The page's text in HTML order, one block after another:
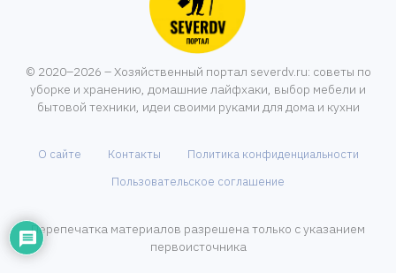
© 2020–2026 – Хозяйственный портал severdv.ru: советы по
уборке и хранению, домашние лайфхаки, выбор мебели и
бытовой техники, идеи своими руками для дома и кухни
О сайте Контакты
Политика конфиденциальности
Пользовательское соглашение
Перепечатка материалов разрешена только с указанием
первоисточника